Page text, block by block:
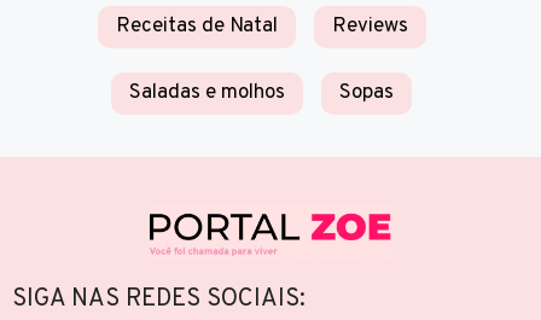
Receitas de Natal Reviews
Saladas e molhos Sopas
SIGA NAS REDES SOCIAIS: